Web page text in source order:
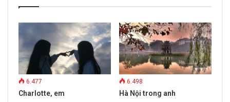
6.477
Charlotte, em
6.498
Hà Nội trong anh